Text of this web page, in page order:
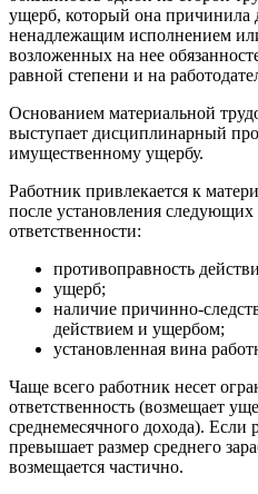
ущерб, который она причинила
ненадлежащим исполнением
возложенных на нее
равной степени и на
Основанием материальной
выступает дисциплинарный
имущественному ущербу.
Работник привлекается к
после установления
ответственности:
противоправность
ущерб;
наличие причинно-
действием и ущербом;
установленная вина
Чаще всего работник несет
ответственность (возмещает
среднемесячного дохода). Если
превышает размер среднего
возмещается частично.